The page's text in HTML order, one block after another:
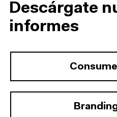
Descárgate
informes